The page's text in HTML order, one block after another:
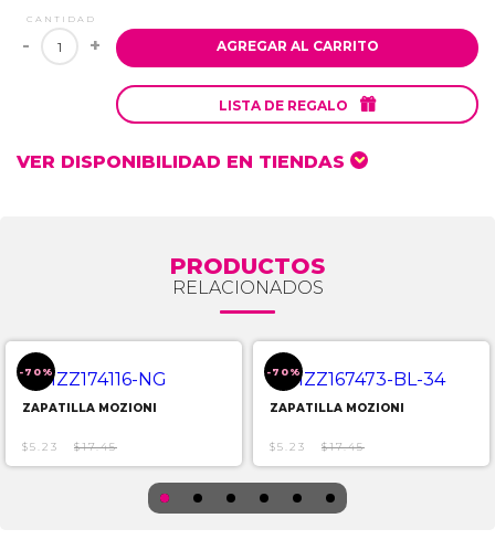
CANTIDAD
- + AGREGAR AL CARRITO
LISTA DE REGALO 
VER DISPONIBILIDAD EN TIENDAS
PRODUCTOS
RELACIONADOS
-70%
ZAPATILLA MOZIONI
$5.23 $17.45
-70%
ZAPATILLA MOZIONI
$5.23 $17.45